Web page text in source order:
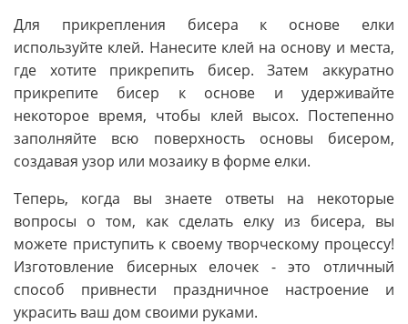
Для прикрепления бисера к основе елки
используйте клей. Нанесите клей на основу и места,
где хотите прикрепить бисер. Затем аккуратно
прикрепите бисер к основе и удерживайте
некоторое время, чтобы клей высох. Постепенно
заполняйте всю поверхность основы бисером,
создавая узор или мозаику в форме елки.
Теперь, когда вы знаете ответы на некоторые
вопросы о том, как сделать елку из бисера, вы
можете приступить к своему творческому процессу!
Изготовление бисерных елочек - это отличный
способ привнести праздничное настроение и
украсить ваш дом своими руками.